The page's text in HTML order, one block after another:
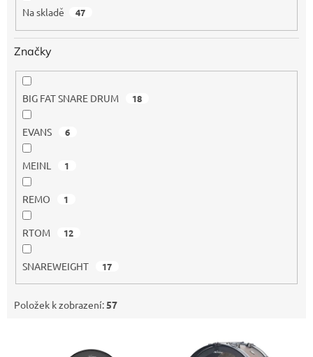
Na skladě 47
Značky
BIG FAT SNARE DRUM 18
EVANS 6
MEINL 1
REMO 1
RTOM 12
SNAREWEIGHT 17
Položek k zobrazení:57